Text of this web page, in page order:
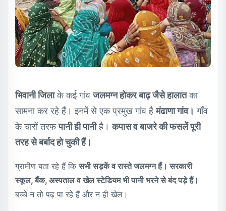
भिवानी जिलाके कई गांवजलमग्न होकर बाढ़ जैसे हालातका
सामना कर रहे हैं। इनमें से एक प्रमुख गांव हैमंढाणा गांव। गाँव
के चारों तरफपानी ही पानीहै।कपास व बाजरे की फसलें पूरी
तरह से बर्बाद हो चुकी हैं।
ग्रामीण बता रहे हैं किसभी सड़कें व रास्ते जलमग्न हैं। सरकारी
स्कूल, बैंक, अस्पताल व खेल स्टेडियम भी पानी भरने से बंद पड़े हैं।
बच्चे न तो पढ़ पा रहे हैं और न ही खेल।